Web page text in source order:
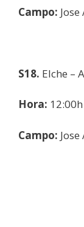
Campo:
S18. Elche –
Hora: 12:00h
Campo: